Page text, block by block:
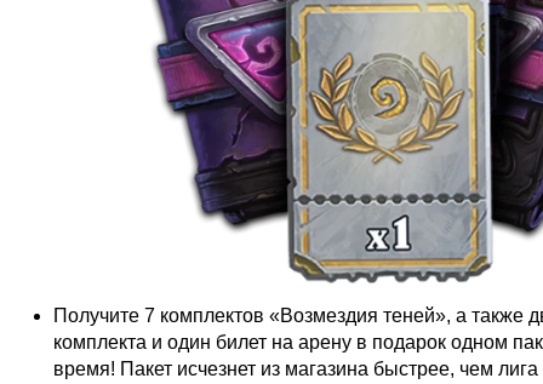
Получите 7 комплектов «Возмездия теней», а также
комплекта и один билет на арену в подарок одном
время! Пакет исчезнет из магазина быстрее, чем